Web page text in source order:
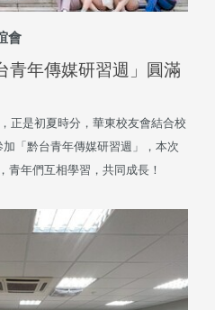
會
青年傳媒研習週」圓滿
正是初夏時分，華東校友會結合校
「黔台青年傳媒研習週」，本次
青年們互相學習，共同成長！